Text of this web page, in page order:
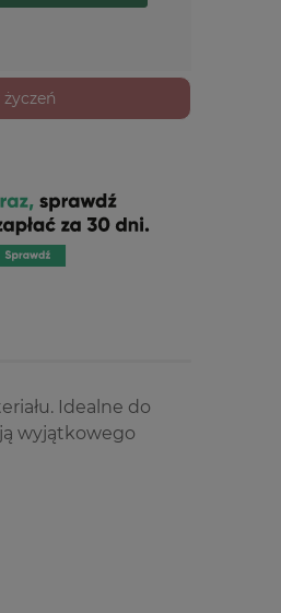
Idealne do
wyjątkowego